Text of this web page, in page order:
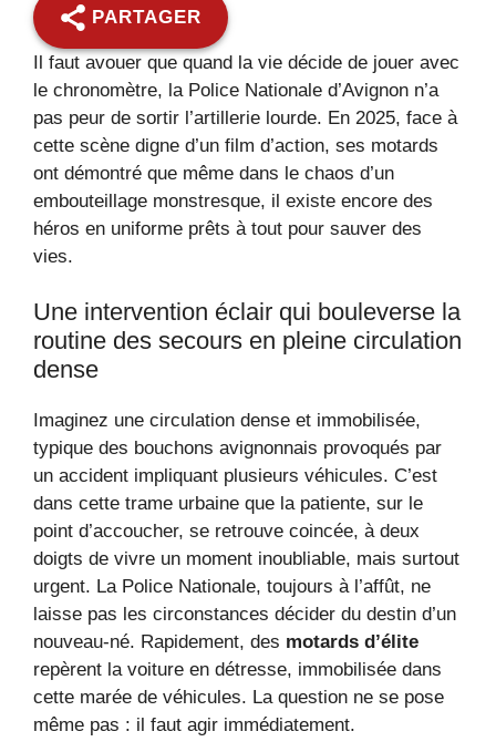
PARTAGER
Il faut avouer que quand la vie décide de jouer avec
le chronomètre, la Police Nationale d’Avignon n’a
pas peur de sortir l’artillerie lourde. En 2025, face à
cette scène digne d’un film d’action, ses motards
ont démontré que même dans le chaos d’un
embouteillage monstresque, il existe encore des
héros en uniforme prêts à tout pour sauver des
vies.
Une intervention éclair qui bouleverse la
routine des secours en pleine circulation
dense
Imaginez une circulation dense et immobilisée,
typique des bouchons avignonnais provoqués par
un accident impliquant plusieurs véhicules. C’est
dans cette trame urbaine que la patiente, sur le
point d’accoucher, se retrouve coincée, à deux
doigts de vivre un moment inoubliable, mais surtout
urgent. La Police Nationale, toujours à l’affût, ne
laisse pas les circonstances décider du destin d’un
nouveau-né. Rapidement, des motards d’élite
repèrent la voiture en détresse, immobilisée dans
cette marée de véhicules. La question ne se pose
même pas : il faut agir immédiatement.